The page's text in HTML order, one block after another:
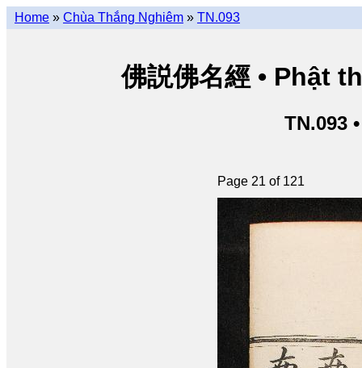
Home » Chùa Thắng Nghiêm » TN.093
佛説佛名經 • Phật
TN.093
Page 21 of 121